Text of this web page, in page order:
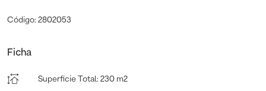
Código: 2802053
Ficha
Superficie Total : 230 m2